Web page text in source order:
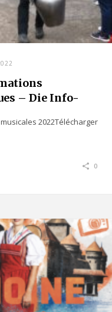
– Die Info-
2022Télécharger
0